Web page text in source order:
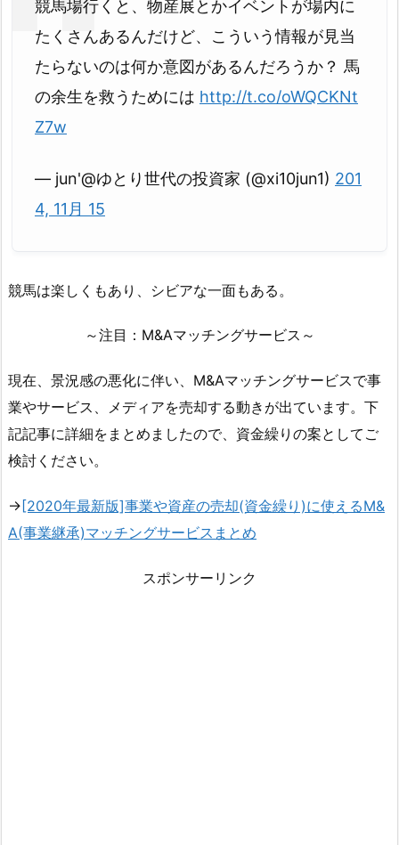
競馬場行くと、物産展とかイベントが場内に
たくさんあるんだけど、こういう情報が見当
たらないのは何か意図があるんだろうか？ 馬
の余生を救うためには http://t.co/oWQCKNt
Z7w
— jun'@ゆとり世代の投資家 (@xi10jun1) 201
4, 11月 15
競馬は楽しくもあり、シビアな一面もある。
～注目：M&Aマッチングサービス～
現在、景況感の悪化に伴い、M&Aマッチングサービスで事
業やサービス、メディアを売却する動きが出ています。下
記記事に詳細をまとめましたので、資金繰りの案としてご
検討ください。
→[2020年最新版]事業や資産の売却(資金繰り)に使えるM&
A(事業継承)マッチングサービスまとめ
スポンサーリンク